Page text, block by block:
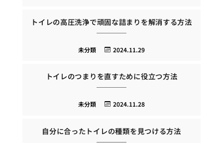
トイレの高圧洗浄で頑固な詰まりを解消する方法
2024.11.29
未分類
トイレのつまりを直すために役立つ方法
2024.11.28
未分類
自分に合ったトイレの種類を見つける方法